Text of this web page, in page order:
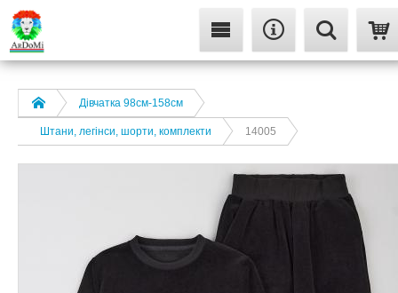
Дівчатка 98cм-158см
Штани, легінси, шорти, комплекти 14005